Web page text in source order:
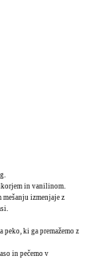
in vanilinom.
izmenjaje z
peko, ki ga premažemo z
in pečemo v